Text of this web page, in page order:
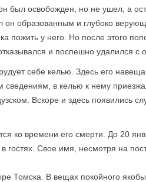
был освобожден, но не ушел, а
образованным и глубоко
пожить у него. Но после этого
и поспешно удалился с
себе келью. Здесь его
сведениям, в келью к нему
Вскоре и здесь появились
ко времени его смерти. До 20
гостях. Свое имя, несмотря на
Томска. В вещах покойного